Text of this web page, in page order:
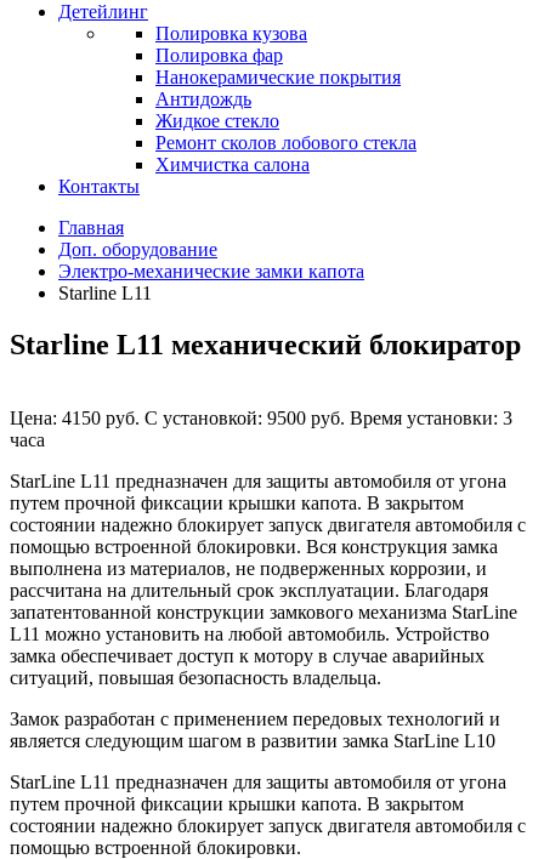
Детейлинг
Полировка кузова
Полировка фар
Нанокерамические покрытия
Антидождь
Жидкое стекло
Ремонт сколов лобового стекла
Химчистка салона
Контакты
Главная
Доп. оборудование
Электро-механические замки капота
Starline L11
Starline L11 механический блокиратор
Цена: 4150 руб. С установкой: 9500 руб. Время установки: 3
часа
StarLine L11 предназначен для защиты автомобиля от угона
путем прочной фиксации крышки капота. В закрытом
состоянии надежно блокирует запуск двигателя автомобиля с
помощью встроенной блокировки. Вся конструкция замка
выполнена из материалов, не подверженных коррозии, и
рассчитана на длительный срок эксплуатации. Благодаря
запатентованной конструкции замкового механизма StarLine
L11 можно установить на любой автомобиль. Устройство
замка обеспечивает доступ к мотору в случае аварийных
ситуаций, повышая безопасность владельца.
Замок разработан с применением передовых технологий и
является следующим шагом в развитии замка StarLine L10
StarLine L11 предназначен для защиты автомобиля от угона
путем прочной фиксации крышки капота. В закрытом
состоянии надежно блокирует запуск двигателя автомобиля с
помощью встроенной блокировки.